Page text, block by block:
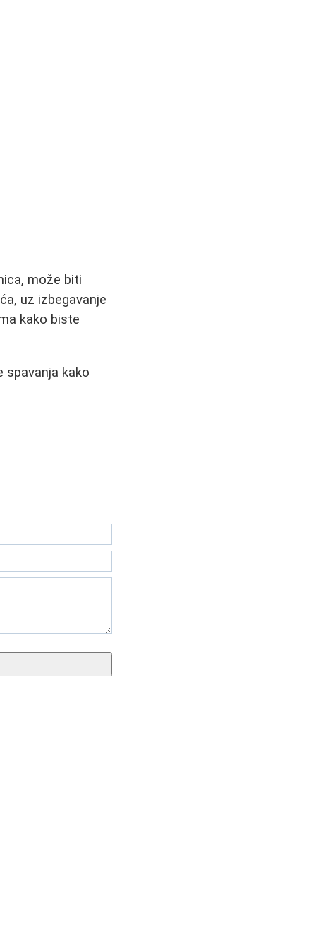
može biti
uz izbegavanje
kako biste
spavanja kako